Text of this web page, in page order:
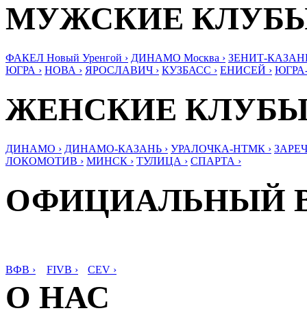
МУЖСКИЕ
ФАКЕЛ Новый Уренгой › ДИНАМО Москва › ЗЕНИТ-
ЮГРА › НОВА › ЯРОСЛАВИЧ › КУЗБАСС › ЕНИСЕЙ ›
ЖЕНСКИЕ
ДИНАМО › ДИНАМО-КАЗАНЬ › УРАЛОЧКА-НТМК ›
ЛОКОМОТИВ › МИНСК › ТУЛИЦА › СПАРТА ›
ОФИЦИАЛЬНЫЙ
ВФВ › FIVB › CEV ›
О НАС